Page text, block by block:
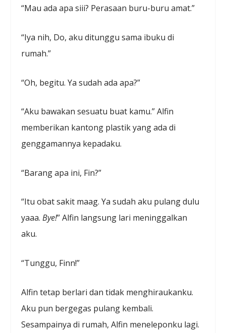
“Mau ada apa siii? Perasaan buru-buru amat.”
“Iya nih, Do, aku ditunggu sama ibuku di
rumah.”
“Oh, begitu. Ya sudah ada apa?”
“Aku bawakan sesuatu buat kamu.” Alfin
memberikan kantong plastik yang ada di
genggamannya kepadaku.
“Barang apa ini, Fin?”
“Itu obat sakit maag. Ya sudah aku pulang dulu
yaaa.Bye!” Alfin langsung lari meninggalkan
aku.
“Tunggu, Finn!”
Alfin tetap berlari dan tidak menghiraukanku.
Aku pun bergegas pulang kembali.
Sesampainya di rumah, Alfin meneleponku lagi.